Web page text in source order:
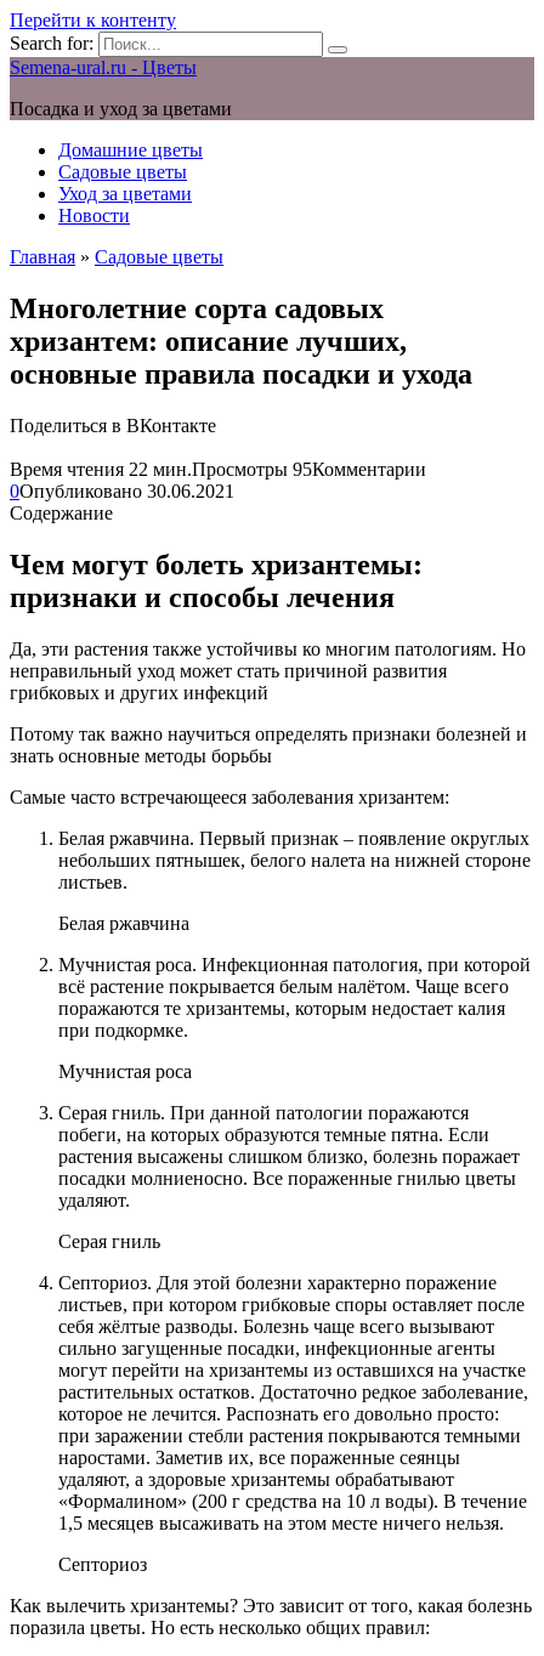
Перейти к контенту
Search for:
Semena-ural.ru - Цветы
Посадка и уход за цветами
Домашние цветы
Садовые цветы
Уход за цветами
Новости
Главная » Садовые цветы
Многолетние сорта садовых
хризантем: описание лучших,
основные правила посадки и ухода
Поделиться в ВКонтакте
Время чтения 22 мин.Просмотры 95Комментарии
0Опубликовано 30.06.2021
Содержание
Чем могут болеть хризантемы:
признаки и способы лечения
Да, эти растения также устойчивы ко многим патологиям. Но
неправильный уход может стать причиной развития
грибковых и других инфекций
Потому так важно научиться определять признаки болезней и
знать основные методы борьбы
Самые часто встречающееся заболевания хризантем:
Белая ржавчина. Первый признак – появление округлых
небольших пятнышек, белого налета на нижней стороне
листьев.
Белая ржавчина
Мучнистая роса. Инфекционная патология, при которой
всё растение покрывается белым налётом. Чаще всего
поражаются те хризантемы, которым недостает калия
при подкормке.
Мучнистая роса
Серая гниль. При данной патологии поражаются
побеги, на которых образуются темные пятна. Если
растения высажены слишком близко, болезнь поражает
посадки молниеносно. Все пораженные гнилью цветы
удаляют.
Серая гниль
Септориоз. Для этой болезни характерно поражение
листьев, при котором грибковые споры оставляет после
себя жёлтые разводы. Болезнь чаще всего вызывают
сильно загущенные посадки, инфекционные агенты
могут перейти на хризантемы из оставшихся на участке
растительных остатков. Достаточно редкое заболевание,
которое не лечится. Распознать его довольно просто:
при заражении стебли растения покрываются темными
наростами. Заметив их, все пораженные сеянцы
удаляют, а здоровые хризантемы обрабатывают
«Формалином» (200 г средства на 10 л воды). В течение
1,5 месяцев высаживать на этом месте ничего нельзя.
Септориоз
Как вылечить хризантемы? Это зависит от того, какая болезнь
поразила цветы. Но есть несколько общих правил: